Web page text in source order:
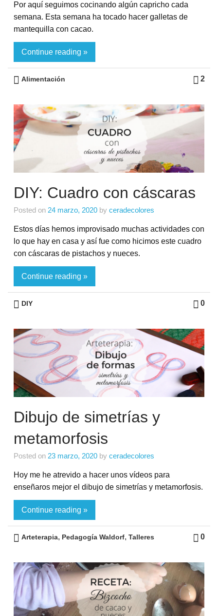
Por aquí seguimos cocinando algún capricho cada
semana. Esta semana ha tocado hacer galletas de
mantequilla con cacao.
Continue reading »
2
Alimentación
DIY: Cuadro con cáscaras
Posted on 24 marzo, 2020 by ceradecolores
Estos días hemos improvisado muchas actividades con
lo que hay en casa y así fue como hicimos este cuadro
con cáscaras de pistachos y nueces.
Continue reading »
0
DIY
Dibujo de simetrías y
metamorfosis
Posted on 23 marzo, 2020 by ceradecolores
Hoy me he atrevido a hacer unos vídeos para
enseñaros mejor el dibujo de simetrías y metamorfosis.
Continue reading »
0
Arteterapia, Pedagogía Waldorf,Talleres